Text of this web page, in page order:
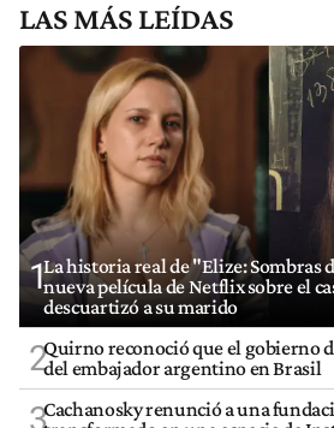
LAS MÁS LEÍDAS
1La historia real de "Elize: Sombras
nueva película de Netflix sobre el
descuartizó a su marido
2Quirno reconoció que el gobierno
del embajador argentino en Brasil
3Cachanosky renunció a una